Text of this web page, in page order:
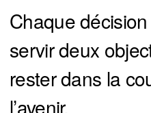
Chaque
servir deux
rester dans la
l’avenir.